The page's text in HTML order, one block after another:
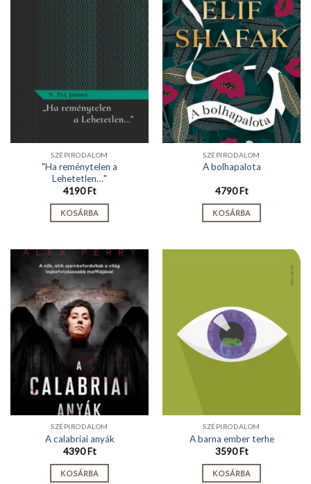
SZÉPIRODALOM
"Ha reménytelen a
Lehetetlen…"
4190Ft
KOSÁRBA
SZÉPIRODALOM
A bolhapalota
4790Ft
KOSÁRBA
SZÉPIRODALOM
A calabriai anyák
4390Ft
KOSÁRBA
SZÉPIRODALOM
A barna ember terhe
3590Ft
KOSÁRBA